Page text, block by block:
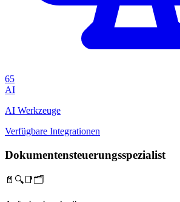
65
AI
AI Werkzeuge
Verfügbare Integrationen
Dokumentensteuerungsspezialist
📄🔍📑🗂️